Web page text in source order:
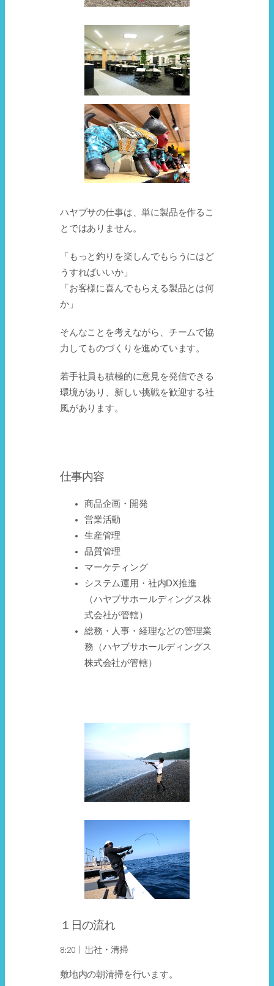
ハヤブサの仕事は、単に製品を作るこ
とではありません。
「もっと釣りを楽しんでもらうにはど
うすればいいか」
「お客様に喜んでもらえる製品とは何
か」
そんなことを考えながら、チームで協
力してものづくりを進めています。
若手社員も積極的に意見を発信できる
環境があり、新しい挑戦を歓迎する社
風があります。
仕事内容
商品企画・開発
営業活動
生産管理
品質管理
マーケティング
システム運用・社内DX推進
（ハヤブサホールディングス株
式会社が管轄）
総務・人事・経理などの管理業
務（ハヤブサホールディングス
株式会社が管轄）
１日の流れ
8:20｜出社・清掃
敷地内の朝清掃を行います。